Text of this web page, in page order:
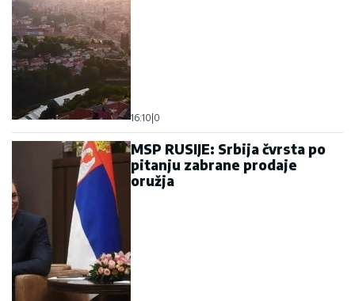
16:10 0
MSP RUSIJE: Srbija čvrsta po
pitanju zabrane prodaje
oružja